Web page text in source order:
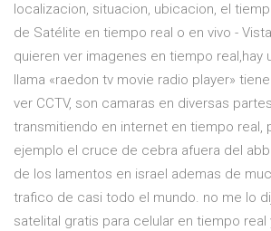
localizacion, situacion, ubicacion, el
de Satélite en tiempo real o en vivo -
quieren ver imagenes en tiempo real,hay
llama «raedon tv movie radio player»
ver CCTV, son camaras en diversas
transmitiendo en internet en tiempo real,
ejemplo el cruce de cebra afuera del
de los lamentos en israel ademas de
trafico de casi todo el mundo. no me lo
satelital gratis para celular en tiempo real